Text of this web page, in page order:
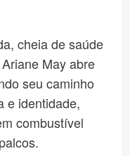
cheia de saúde
May abre
seu caminho
e identidade,
combustível